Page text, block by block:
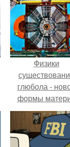
Физики
глюбола -
формы